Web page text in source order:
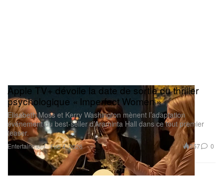
Entertainment
Apple TV+ dévoile la date de sortie du thriller
psychologique « Imperfect Women »
Elisabeth Moss et Kerry Washington mènent l’adaptation
événement du best-seller d’Araminta Hall dans ce tout premier
teaser.
Feb 4, 2026 357 0